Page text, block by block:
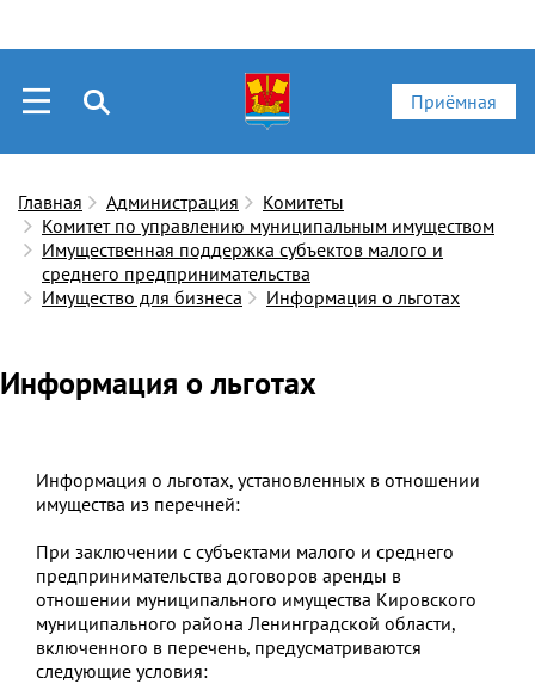
Приёмная
Главная Администрация
Комитеты
Комитет по управлению муниципальным имуществом
Имущественная поддержка субъектов малого и
среднего предпринимательства
Имущество для бизнеса
Информация о льготах
Информация о льготах
Информация о льготах, установленных в отношении
имущества из перечней:
При заключении с субъектами малого и среднего
предпринимательства договоров аренды в
отношении муниципального имущества Кировского
муниципального района Ленинградской области,
включенного в перечень, предусматриваются
следующие условия: